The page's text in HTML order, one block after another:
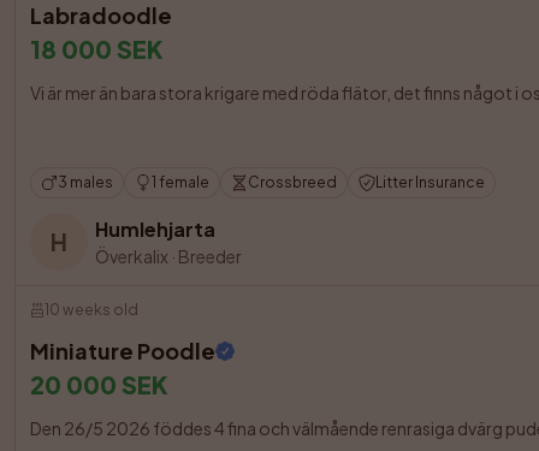
Labradoodle
18 000 SEK
Vi är mer än bara stora krigare med röda flätor, det finns något i
3 males 1 female Crossbreed Litter Insurance
H Humlehjarta
Överkalix · Breeder
10 weeks old
Miniature Poodle
20 000 SEK
Den 26/5 2026 föddes 4 fina och välmående renrasiga dvärg